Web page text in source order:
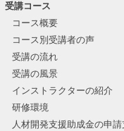
受講コース
コース概要
コース別受講者の声
受講の流れ
受講の風景
インストラクターの紹介
研修環境
人材開発支援助成金の申請